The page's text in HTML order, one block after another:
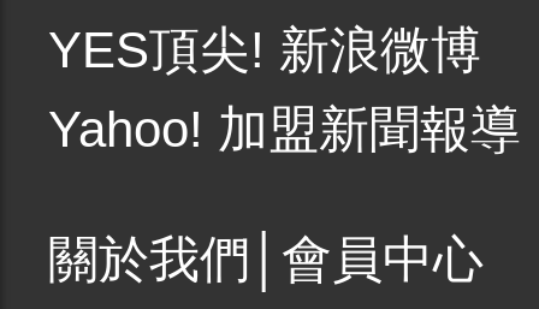
YES頂尖! 新浪微博
Yahoo! 加盟新聞報導
關於我們
會員中心